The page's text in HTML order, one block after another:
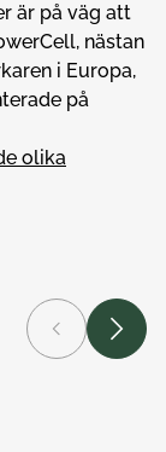
är på väg att
nästan
i Europa,
på
olika
FöregåendeNästa